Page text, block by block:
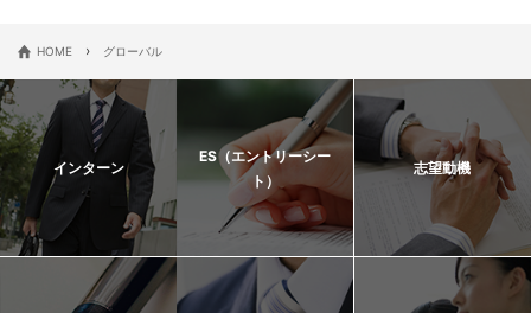
HOME › グローバル
インターン
ES（エントリーシー
ト）
志望動機